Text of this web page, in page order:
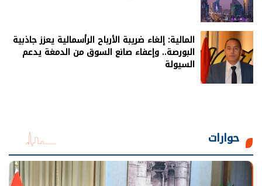
المالية: إلغاء ضريبة الأرباح الرأسمالية يعزز جاذبية
البورصة.. وإعفاء صانع السوق من الدمغة يدعم
السيولة
حوارات